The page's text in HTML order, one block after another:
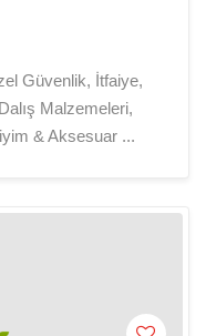
Güvenlik, İtfaiye,
Malzemeleri,
& Aksesuar ...